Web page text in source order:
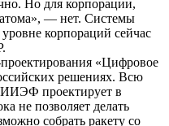
Но для корпорации,
— нет. Системы
корпораций сейчас
«Цифровое
решениях. Всю
проектирует в
не позволяет делать
собрать ракету со